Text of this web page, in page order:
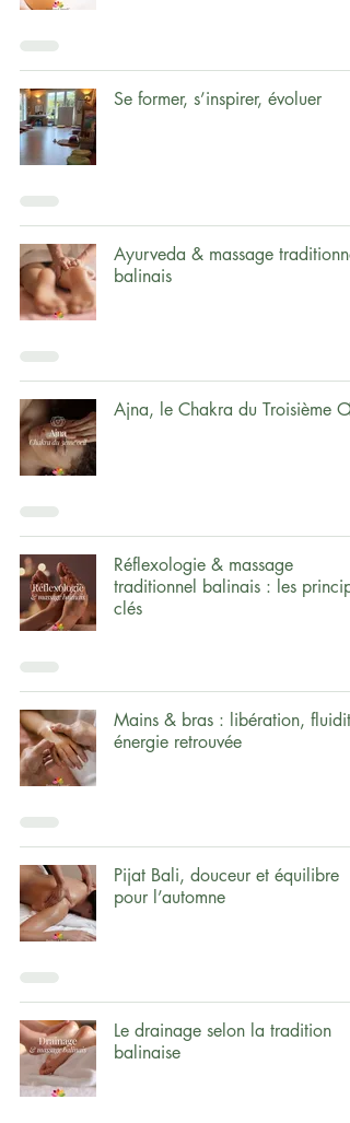
Se former, s’inspirer, évoluer
Ayurveda & massage traditionnel
balinais
Ajna, le Chakra du Troisième
Réflexologie & massage
traditionnel balinais : les
clés
Mains & bras : libération,
énergie retrouvée
Pijat Bali, douceur et équilibre
pour l’automne
Le drainage selon la tradition
balinaise